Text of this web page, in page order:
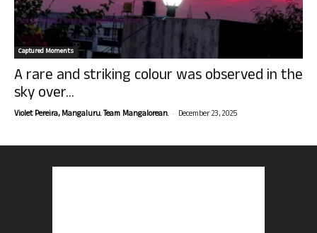
Captured Moments
A rare and striking colour was observed in the
sky over...
Violet Pereira, Mangaluru. Team Mangalorean. - December 23, 2025